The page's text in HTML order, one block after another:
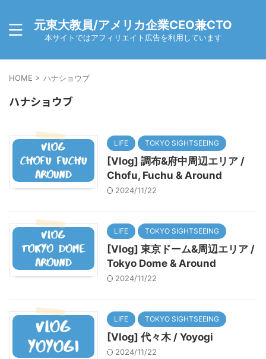
元東大教員/アメリカ企業CEO兼CTO
本サイトではアフィリエイト広告を利用しています
HOME > ハナショウブ
ハナショウブ
LIFE TOKYO SIGHTSEEING
[Vlog] 調布&府中周辺エリア /
Chofu, Fuchu & Around
2024/11/22
LIFE TOKYO SIGHTSEEING
[Vlog] 東京ドーム&周辺エリア /
Tokyo Dome & Around
2024/11/22
LIFE TOKYO SIGHTSEEING
[Vlog] 代々木 / Yoyogi
2024/11/22